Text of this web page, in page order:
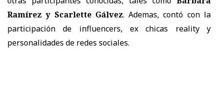
Ramírez y Scarlette Gálvez. Ademas, contó con la
participación de influencers, ex chicas reality y
personalidades de redes sociales.